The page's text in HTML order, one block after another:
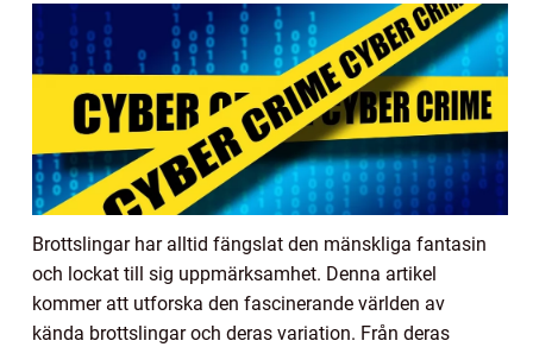
Brottslingar har alltid fängslat den mänskliga fantasin
och lockat till sig uppmärksamhet. Denna artikel
kommer att utforska den fascinerande världen av
kända brottslingar och deras variation. Från deras